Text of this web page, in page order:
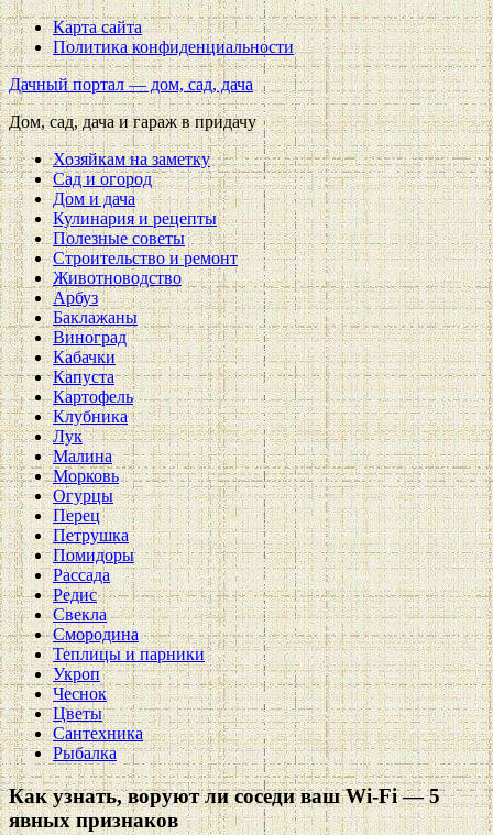
Карта сайта
Политика конфиденциальности
Дачный портал — дом, сад, дача
Дом, сад, дача и гараж в придачу
Хозяйкам на заметку
Сад и огород
Дом и дача
Кулинария и рецепты
Полезные советы
Строительство и ремонт
Животноводство
Арбуз
Баклажаны
Виноград
Кабачки
Капуста
Картофель
Клубника
Лук
Малина
Морковь
Огурцы
Перец
Петрушка
Помидоры
Рассада
Редис
Свекла
Смородина
Теплицы и парники
Укроп
Чеснок
Цветы
Сантехника
Рыбалка
Как узнать, воруют ли соседи ваш Wi-Fi — 5
явных признаков